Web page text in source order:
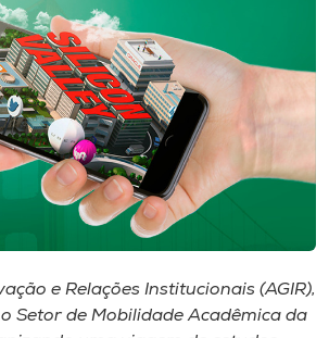
e Relações Institucionais (AGIR),
Setor de Mobilidade Acadêmica da